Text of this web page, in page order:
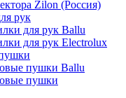
Zilon (Россия)
рук
для рук Ballu
для рук Electrolux
пушки Ballu
пушки